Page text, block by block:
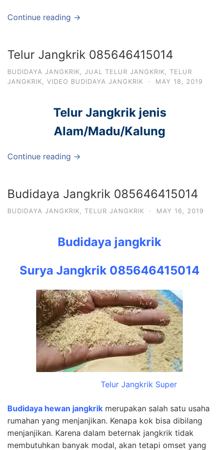
Continue reading →
Telur Jangkrik 085646415014
BUDIDAYA JANGKRIK JUAL TELUR JANGKRIK
TELUR
JANGKRIK
VIDEO BUDIDAYA JANGKRIK · MAY 18, 2019
Telur Jangkrik jenis
Alam/Madu/Kalung
Continue reading →
Budidaya Jangkrik 085646415014
BUDIDAYA JANGKRIK TELUR JANGKRIK · MAY 16, 2019
Budidaya jangkrik
Surya Jangkrik 085646415014
Telur Jangkrik Super
Budidaya hewan jangkrik merupakan salah satu usaha
rumahan yang menjanjikan. Kenapa kok bisa dibilang
menjanjikan. Karena dalam beternak jangkrik tidak
membutuhkan banyak modal, akan tetapi omset yang